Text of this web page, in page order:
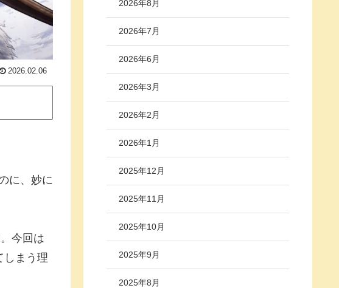
2026.02.06
に、妙に
今回は
しまう理
2026年8月
2026年7月
2026年6月
2026年3月
2026年2月
2026年1月
2025年12月
2025年11月
2025年10月
2025年9月
2025年8月